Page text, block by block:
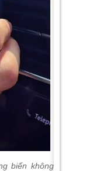
biến không